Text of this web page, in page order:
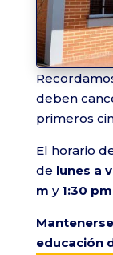
deben
primeros
El horario
de lunes a
m y 1:30
educación